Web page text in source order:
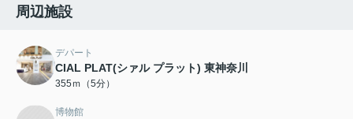
周辺施設
デパート
CIAL PLAT(シァル プラット) 東神奈川
355ｍ（5分）
博物館